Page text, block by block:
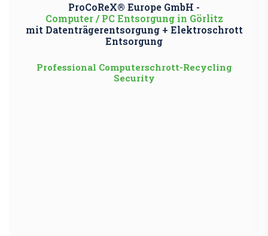
ProCoReX® Europe GmbH -
Computer / PC Entsorgung in Görlitz
mit Datenträgerentsorgung + Elektroschrott
Entsorgung
Professional Computerschrott-Recycling
Security